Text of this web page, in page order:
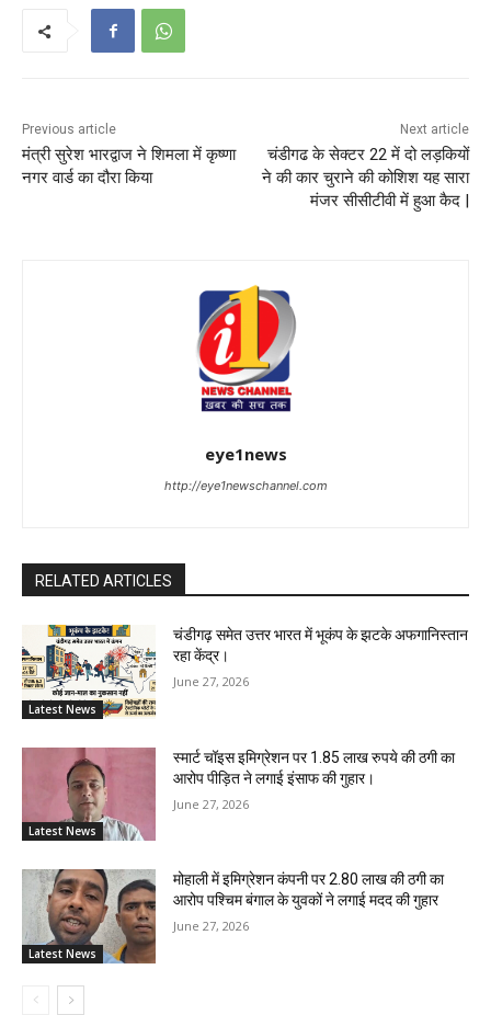
Previous article
मंत्री सुरेश भारद्वाज ने शिमला में कृष्णा
नगर वार्ड का दौरा किया
Next article
चंडीगढ के सेक्टर 22 में दो लड़कियों
ने की कार चुराने की कोशिश यह सारा
मंजर सीसीटीवी में हुआ कैद |
eye1news
http://eye1newschannel.com
RELATED ARTICLES
Latest News
चंडीगढ़ समेत उत्तर भारत में भूकंप के झटके अफगानिस्तान
रहा केंद्र।
June 27, 2026
Latest News
स्मार्ट चॉइस इमिग्रेशन पर 1.85 लाख रुपये की ठगी का
आरोप पीड़ित ने लगाई इंसाफ की गुहार।
June 27, 2026
Latest News
मोहाली में इमिग्रेशन कंपनी पर 2.80 लाख की ठगी का
आरोप पश्चिम बंगाल के युवकों ने लगाई मदद की गुहार
June 27, 2026